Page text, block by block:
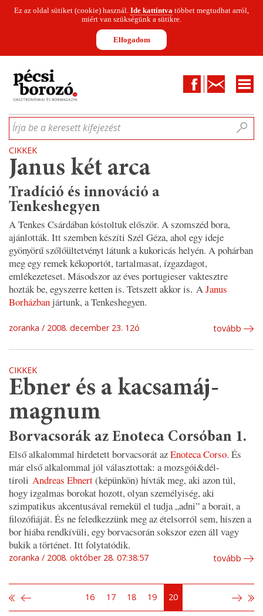
Ez az oldal sütiket (cookie) használ. Ide kattintva többet megtudhat arról,
miért van szükségünk a sütikre.
Elfogadom
FacebookKapcsolat
CIKKEKHÍREKINFOGRAFIKÁKMUNKATÁRSAKWINESOFA
Írja be a keresett kifejezést
CIKKEK
Janus két arca
Tradíció és innováció a
Tenkeshegyen
A Tenkes Csárdában kóstoltuk először. A szomszéd bora,
ajánlották. Itt szemben készíti Szél Géza, ahol egy ideje
gyönyörű szőlőültetvényt látunk a kukoricás helyén. A pohárban
meg egy remek kékoportót, tartalmasat, ízgazdagot,
emlékezeteset. Másodszor az éves portugieser vaktesztre
hozták be, egyszerre ketten is. Tetszett akkor is. AJanus
Borházban jártunk, a Tenkeshegyen.
zoranka 2008. december 23. 12ó tovább
CIKKEK
Ebner és a kacsamáj-
magnum
Borvacsorák az Enoteca Corsóban 1.
Első alkalommal hirdetett borvacsorát azEnoteca Corso. És
már első alkalommal jól választottak: a mozsgói&dél-
tiroli Andreas Ebnert(képünkön) hívták meg, aki azon túl,
hogy izgalmas borokat hozott, olyan személyiség, aki
szimpatikus akcentusával remekül el tudja „adni” a borait, a
filozófiáját. És ne feledkezzünk meg az ételsorról sem, hiszen a
bor hiába rendkívüli, egy borvacsorán sokszor ezen áll vagy
bukik a történet. Itt folytatódik.
zoranka 2008. október 28. 07:38:57 tovább
16 17 18 19 20